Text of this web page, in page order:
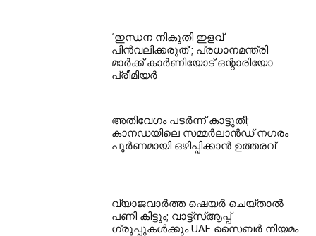
‘ഇന്ധന നികുതി ഇളവ്
പിൻവലിക്കരുത്’; പ്രധാനമന്ത്രി
മാർക്ക് കാർണിയോട് ഒന്റാരിയോ
പ്രീമിയർ
അതിവേഗം പടർന്ന് കാട്ടുതീ;
കാനഡയിലെ സമ്മർലാൻഡ് നഗരം
പൂർണമായി ഒഴിപ്പിക്കാൻ ഉത്തരവ്
വ്യാജവാർത്ത ഷെയർ ചെയ്താൽ
പണി കിട്ടും; വാട്ട്‌സ്ആപ്പ്
ഗ്രൂപ്പുകൾക്കും UAE സൈബർ നിയമം